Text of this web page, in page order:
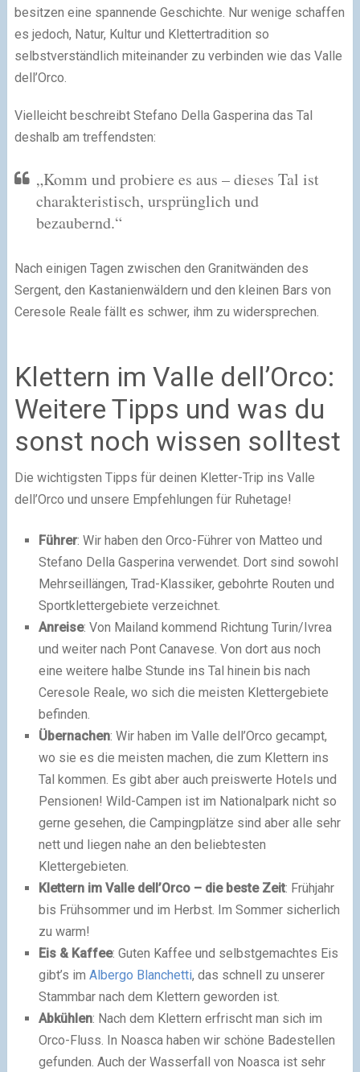
besitzen eine spannende Geschichte. Nur wenige schaffen
es jedoch, Natur, Kultur und Klettertradition so
selbstverständlich miteinander zu verbinden wie das Valle
dell’Orco.
Vielleicht beschreibt Stefano Della Gasperina das Tal
deshalb am treffendsten:
„Komm und probiere es aus – dieses Tal ist
charakteristisch, ursprünglich und
bezaubernd.“
Nach einigen Tagen zwischen den Granitwänden des
Sergent, den Kastanienwäldern und den kleinen Bars von
Ceresole Reale fällt es schwer, ihm zu widersprechen.
Klettern im Valle dell’Orco:
Weitere Tipps und was du
sonst noch wissen solltest
Die wichtigsten Tipps für deinen Kletter-Trip ins Valle
dell’Orco und unsere Empfehlungen für Ruhetage!
Führer: Wir haben den Orco-Führer von Matteo und
Stefano Della Gasperina verwendet. Dort sind sowohl
Mehrseillängen, Trad-Klassiker, gebohrte Routen und
Sportklettergebiete verzeichnet.
Anreise: Von Mailand kommend Richtung Turin/Ivrea
und weiter nach Pont Canavese. Von dort aus noch
eine weitere halbe Stunde ins Tal hinein bis nach
Ceresole Reale, wo sich die meisten Klettergebiete
befinden.
Übernachen: Wir haben im Valle dell’Orco gecampt,
wo sie es die meisten machen, die zum Klettern ins
Tal kommen. Es gibt aber auch preiswerte Hotels und
Pensionen! Wild-Campen ist im Nationalpark nicht so
gerne gesehen, die Campingplätze sind aber alle sehr
nett und liegen nahe an den beliebtesten
Klettergebieten.
Klettern im Valle dell’Orco – die beste Zeit: Frühjahr
bis Frühsommer und im Herbst. Im Sommer sicherlich
zu warm!
Eis & Kaffee: Guten Kaffee und selbstgemachtes Eis
gibt’s im Albergo Blanchetti, das schnell zu unserer
Stammbar nach dem Klettern geworden ist.
Abkühlen: Nach dem Klettern erfrischt man sich im
Orco-Fluss. In Noasca haben wir schöne Badestellen
gefunden. Auch der Wasserfall von Noasca ist sehr